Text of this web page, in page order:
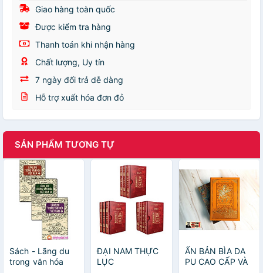
Giao hàng toàn quốc
Được kiểm tra hàng
Thanh toán khi nhận hàng
Chất lượng, Uy tín
7 ngày đổi trả dễ dàng
Hỗ trợ xuất hóa đơn đỏ
SẢN PHẨM TƯƠNG TỰ
Sách - Lãng du
trong văn hóa
ĐẠI NAM THỰC
LỤC
ẤN BẢN BÌA DA
PU CAO CẤP VÀ